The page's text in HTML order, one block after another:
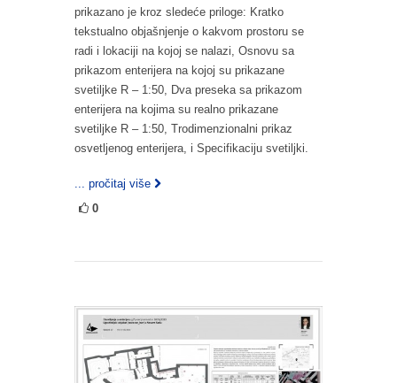
prikazano je kroz sledeće priloge: Kratko
tekstualno objašnjenje o kakvom prostoru se
radi i lokaciji na kojoj se nalazi, Osnovu sa
prikazom enterijera na kojoj su prikazane
svetiljke R – 1:50, Dva preseka sa prikazom
enterijera na kojima su realno prikazane
svetiljke R – 1:50, Trodimenzionalni prikaz
osvetljenog enterijera, i Specifikaciju svetiljki.
... pročitaj više
0